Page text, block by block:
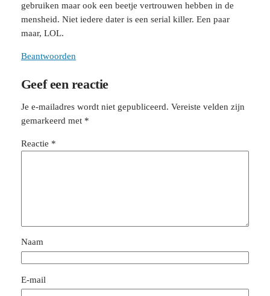
gebruiken maar ook een beetje vertrouwen hebben in de
mensheid. Niet iedere dater is een serial killer. Een paar
maar, LOL.
Beantwoorden
Geef een reactie
Je e-mailadres wordt niet gepubliceerd. Vereiste velden zijn
gemarkeerd met *
Reactie *
Naam
E-mail